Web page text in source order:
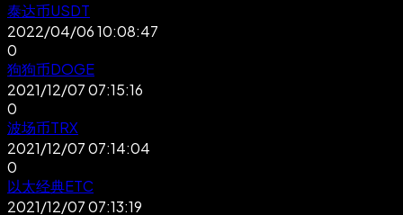
泰达币USDT
2022/04/06 10:08:47
0
狗狗币DOGE
2021/12/07 07:15:16
0
波场币TRX
2021/12/07 07:14:04
0
以太经典ETC
2021/12/07 07:13:19